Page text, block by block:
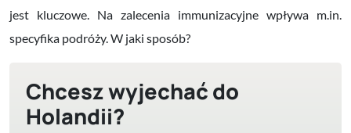
jest kluczowe. Na zalecenia immunizacyjne wpływa m.in.
specyfika podróży. W jaki sposób?
Chcesz wyjechać do
Holandii?